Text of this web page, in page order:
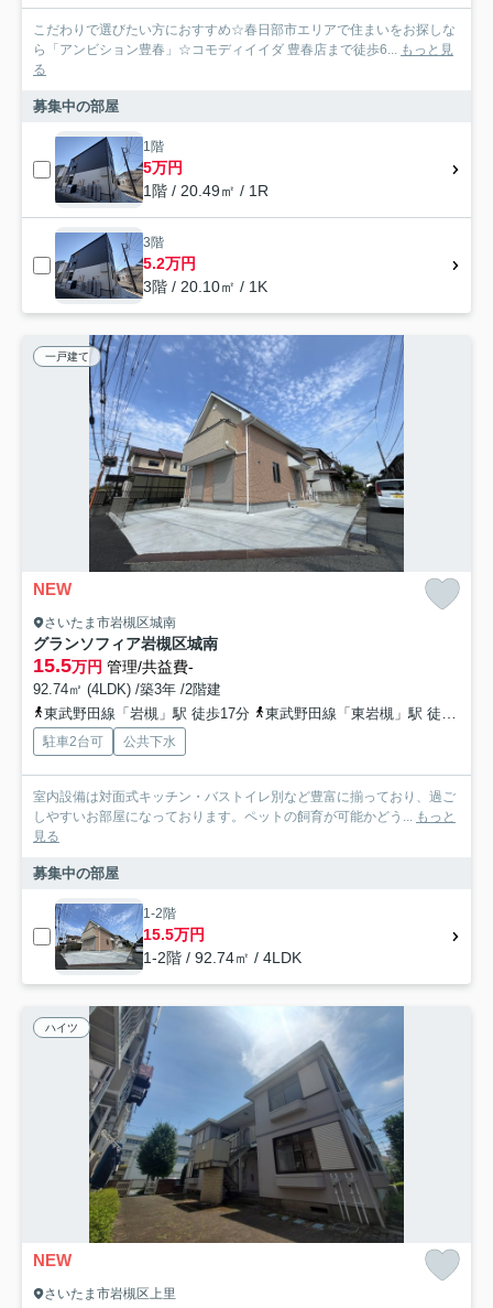
こだわりで選びたい方におすすめ☆春日部市エリアで住まいをお探しな
ら「アンビション豊春」☆コモディイイダ 豊春店まで徒歩6... もっと見
る
募集中の部屋
1階
5万円
1階 / 20.49㎡ / 1R
3階
5.2万円
3階 / 20.10㎡ / 1K
一戸建て
NEW
さいたま市岩槻区城南
グランソフィア岩槻区城南
15.5万円 管理/共益費-
92.74㎡ (4LDK) /築3年 /2階建
東武野田線「岩槻」駅 徒歩17分
東武野田線「東岩槻」駅 徒歩47分
駐車2台可 公共下水
室内設備は対面式キッチン・バストイレ別など豊富に揃っており、過ご
しやすいお部屋になっております。ペットの飼育が可能かどう... もっと
見る
募集中の部屋
1-2階
15.5万円
1-2階 / 92.74㎡ / 4LDK
ハイツ
NEW
さいたま市岩槻区上里